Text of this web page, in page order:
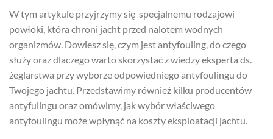
W tym artykule przyjrzymy się specjalnemu rodzajowi
powłoki, która chroni jacht przed nalotem wodnych
organizmów. Dowiesz się, czym jest antyfouling, do czego
służy oraz dlaczego warto skorzystać z wiedzy eksperta ds.
żeglarstwa przy wyborze odpowiedniego antyfoulingu do
Twojego jachtu. Przedstawimy również kilku producentów
antyfulingu oraz omówimy, jak wybór właściwego
antyfoulingu może wpłynąć na koszty eksploatacji jachtu.